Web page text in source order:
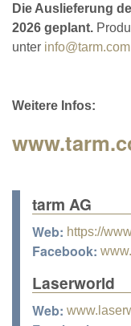
Die Auslieferung
2026 geplant.
unter info@tarm.com
Weitere Infos:
tarm AG
Web: https://
Facebook:
Laserworld
Web: